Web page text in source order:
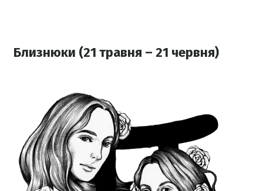
Близнюки (21 травня – 21 червня)